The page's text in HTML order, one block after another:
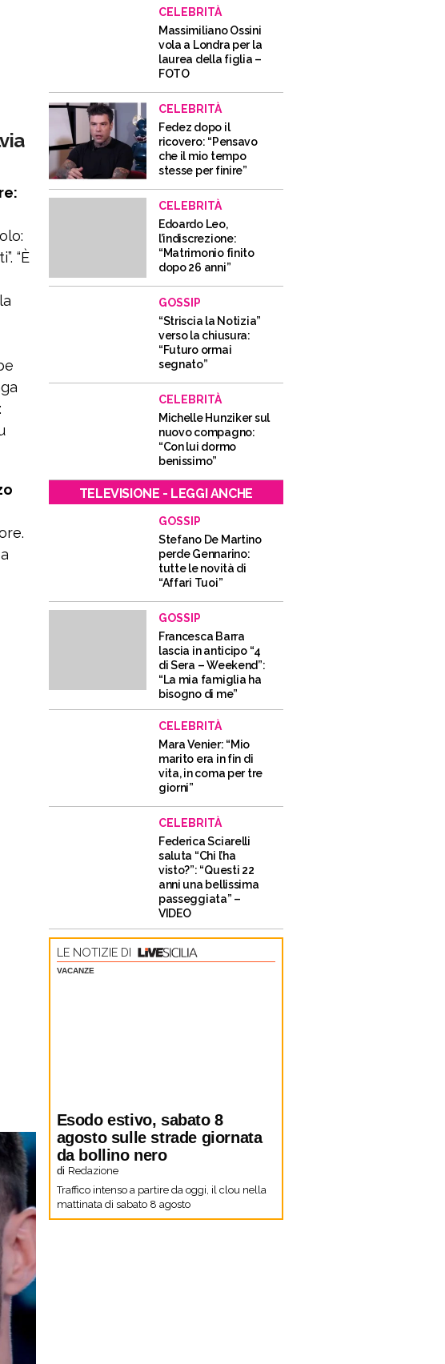
“È
CELEBRITÀ
Massimiliano Ossini
vola a Londra per la
laurea della figlia –
FOTO
CELEBRITÀ
Fedez dopo il
ricovero: “Pensavo
che il mio tempo
stesse per finire”
CELEBRITÀ
Edoardo Leo,
l’indiscrezione:
“Matrimonio finito
dopo 26 anni”
GOSSIP
“Striscia la Notizia”
verso la chiusura:
“Futuro ormai
segnato”
CELEBRITÀ
Michelle Hunziker sul
nuovo compagno:
“Con lui dormo
benissimo”
TELEVISIONE - LEGGI ANCHE
GOSSIP
Stefano De Martino
perde Gennarino:
tutte le novità di
“Affari Tuoi”
GOSSIP
Francesca Barra
lascia in anticipo “4
di Sera – Weekend”:
“La mia famiglia ha
bisogno di me”
CELEBRITÀ
Mara Venier: “Mio
marito era in fin di
vita, in coma per tre
giorni”
CELEBRITÀ
Federica Sciarelli
saluta “Chi l’ha
visto?”: “Questi 22
anni una bellissima
passeggiata” –
VIDEO
LE NOTIZIE DI
VACANZE
Esodo estivo, sabato 8
agosto sulle strade giornata
da bollino nero
di Redazione
Traffico intenso a partire da oggi, il clou nella
mattinata di sabato 8 agosto